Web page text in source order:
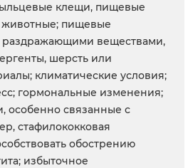
клещи, пищевые
пищевые
раздражающими веществами,
шерсть или
климатические условия;
гормональные изменения;
особенно связанные с
стафилококковая
обострению
избыточное